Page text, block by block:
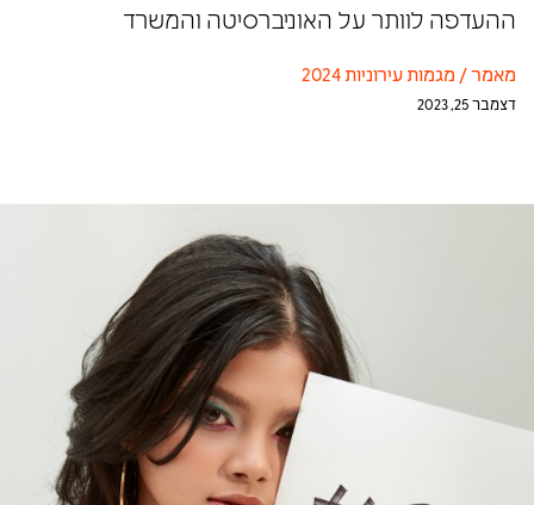
ההעדפה לוותר על האוניברסיטה והמשרד
מאמר / מגמות עירוניות 2024
דצמבר 25, 2023